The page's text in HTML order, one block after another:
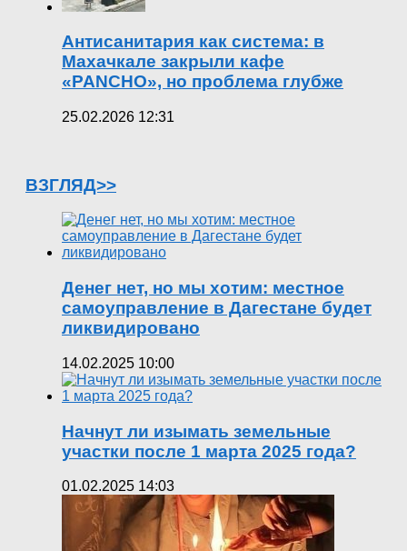
Антисанитария как система: в
Махачкале закрыли кафе
«PANCHO», но проблема глубже
25.02.2026 12:31
ВЗГЛЯД>>
Денег нет, но мы хотим: местное
самоуправление в Дагестане будет
ликвидировано
14.02.2025 10:00
Начнут ли изымать земельные
участки после 1 марта 2025 года?
01.02.2025 14:03